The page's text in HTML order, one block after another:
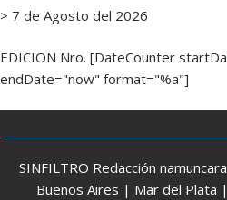
> 7 de Agosto del 2026
EDICION Nro. [DateCounter
endDate="now" format="%a"]
SINFILTRO Redacción
Buenos Aires | Mar del Plata